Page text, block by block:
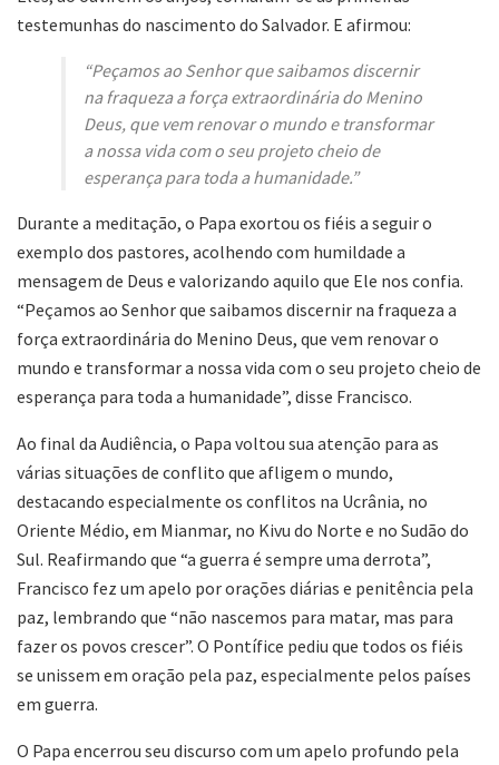
testemunhas do nascimento do Salvador. E afirmou:
“Peçamos ao Senhor que saibamos discernir
na fraqueza a força extraordinária do Menino
Deus, que vem renovar o mundo e transformar
a nossa vida com o seu projeto cheio de
esperança para toda a humanidade.”
Durante a meditação, o Papa exortou os fiéis a seguir o
exemplo dos pastores, acolhendo com humildade a
mensagem de Deus e valorizando aquilo que Ele nos confia.
“Peçamos ao Senhor que saibamos discernir na fraqueza a
força extraordinária do Menino Deus, que vem renovar o
mundo e transformar a nossa vida com o seu projeto cheio de
esperança para toda a humanidade”, disse Francisco.
Ao final da Audiência, o Papa voltou sua atenção para as
várias situações de conflito que afligem o mundo,
destacando especialmente os conflitos na Ucrânia, no
Oriente Médio, em Mianmar, no Kivu do Norte e no Sudão do
Sul. Reafirmando que “a guerra é sempre uma derrota”,
Francisco fez um apelo por orações diárias e penitência pela
paz, lembrando que “não nascemos para matar, mas para
fazer os povos crescer”. O Pontífice pediu que todos os fiéis
se unissem em oração pela paz, especialmente pelos países
em guerra.
O Papa encerrou seu discurso com um apelo profundo pela